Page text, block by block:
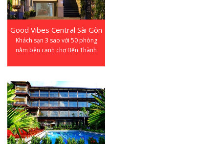
Good Vibes Central Sài Gòn
Khách sạn 3 sao với 50 phòng
nằm bên cạnh chợ Bến Thành